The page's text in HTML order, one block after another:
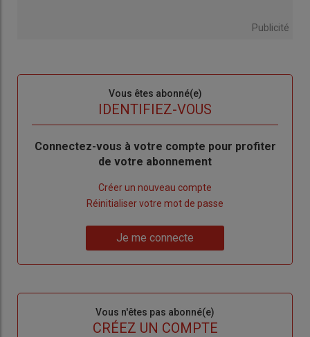
Publicité
Vous êtes abonné(e)
IDENTIFIEZ-VOUS
Body
Connectez-vous à votre compte pour profiter
de votre abonnement
Créer un nouveau compte
de
Réinitialiser votre mot de passe
me
Je me connecte
Vous n'êtes pas abonné(e)
CRÉEZ UN COMPTE